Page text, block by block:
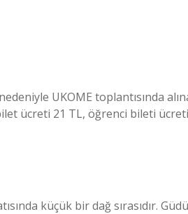
UKOME toplantısında
ücreti 21 TL, öğrenci bileti
küçük bir dağ sırasıdır.